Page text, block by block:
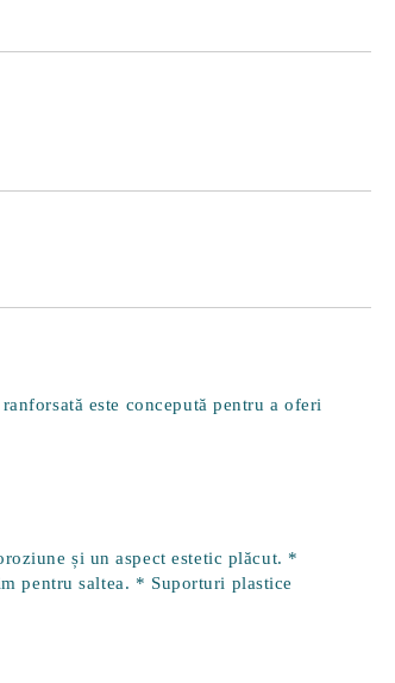
este concepută pentru a oferi
și un aspect estetic plăcut. *
pentru saltea. * Suporturi plastice